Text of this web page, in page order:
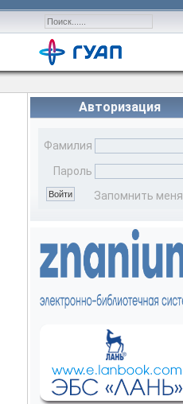
Авторизация
Фамилия
Пароль
Запомнить меня